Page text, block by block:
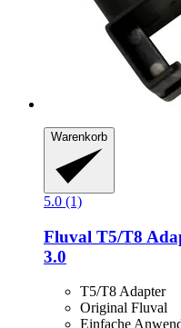
Warenkorb
5.0 (1)
Fluval T5/T8
3.0
T5/T8 Adapter
Original Fluval
Einfache